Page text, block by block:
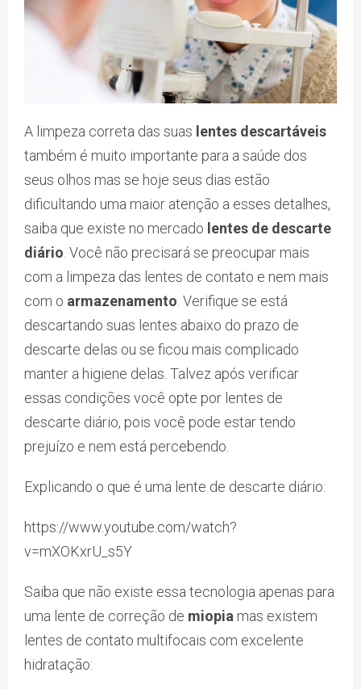
A limpeza correta das suas lentes descartáveis
também é muito importante para a saúde dos
seus olhos mas se hoje seus dias estão
dificultando uma maior atenção a esses detalhes,
saiba que existe no mercado lentes de descarte
diário . Você não precisará se preocupar mais
com a limpeza das lentes de contato e nem mais
com o armazenamento . Verifique se está
descartando suas lentes abaixo do prazo de
descarte delas ou se ficou mais complicado
manter a higiene delas. Talvez após verificar
essas condições você opte por lentes de
descarte diário, pois você pode estar tendo
prejuízo e nem está percebendo.
Explicando o que é uma lente de descarte diário:
https://www.youtube.com/watch?
v=mXOKxrU_s5Y
Saiba que não existe essa tecnologia apenas para
uma lente de correção de miopia mas existem
lentes de contato multifocais com excelente
hidratação: